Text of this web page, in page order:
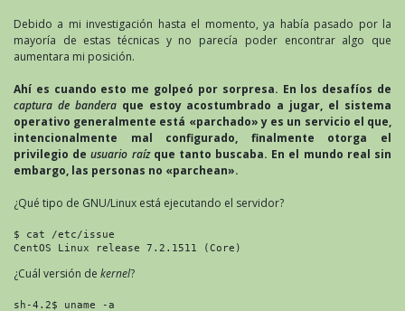
Debido a mi investigación hasta el momento, ya había pasado por la
mayoría de estas técnicas y no parecía poder encontrar algo que
aumentara mi posición.
Ahí es cuando esto me golpeó por sorpresa. En los desafíos de
captura de banderaque estoy acostumbrado a jugar, el sistema
operativo generalmente está «parchado» y es un servicio el que,
intencionalmente mal configurado, finalmente otorga el
privilegio deusuario raízque tanto buscaba. En el mundo real sin
embargo, las personas no «parchean».
¿Qué tipo de GNU/Linux está ejecutando el servidor?
$ cat /etc/issue
CentOS Linux release 7.2.1511 (Core)
¿Cuál versión de kernel?
sh-4.2$ uname -a